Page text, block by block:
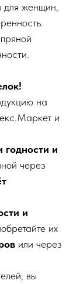
для женщин,
на
и
годности и
через
и
их
или через
вы